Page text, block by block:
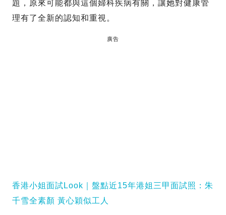
題，原來可能都與這個婦科疾病有關，讓她對健康管
理有了全新的認知和重視。
廣告
香港小姐面試Look｜盤點近15年港姐三甲面試照：朱
千雪全素顏 黃心穎似工人